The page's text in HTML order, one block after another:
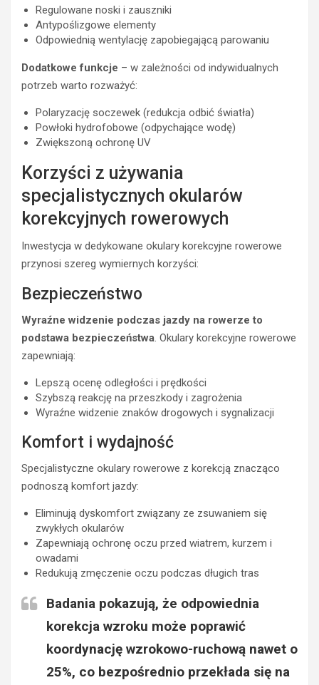
Regulowane noski i zauszniki
Antypoślizgowe elementy
Odpowiednią wentylację zapobiegającą parowaniu
Dodatkowe funkcje – w zależności od indywidualnych
potrzeb warto rozważyć:
Polaryzację soczewek (redukcja odbić światła)
Powłoki hydrofobowe (odpychające wodę)
Zwiększoną ochronę UV
Korzyści z używania
specjalistycznych okularów
korekcyjnych rowerowych
Inwestycja w dedykowane okulary korekcyjne rowerowe
przynosi szereg wymiernych korzyści:
Bezpieczeństwo
Wyraźne widzenie podczas jazdy na rowerze to
podstawa bezpieczeństwa. Okulary korekcyjne rowerowe
zapewniają:
Lepszą ocenę odległości i prędkości
Szybszą reakcję na przeszkody i zagrożenia
Wyraźne widzenie znaków drogowych i sygnalizacji
Komfort i wydajność
Specjalistyczne okulary rowerowe z korekcją znacząco
podnoszą komfort jazdy:
Eliminują dyskomfort związany ze zsuwaniem się
zwykłych okularów
Zapewniają ochronę oczu przed wiatrem, kurzem i
owadami
Redukują zmęczenie oczu podczas długich tras
Badania pokazują, że odpowiednia
korekcja wzroku może poprawić
koordynację wzrokowo-ruchową nawet o
25%, co bezpośrednio przekłada się na